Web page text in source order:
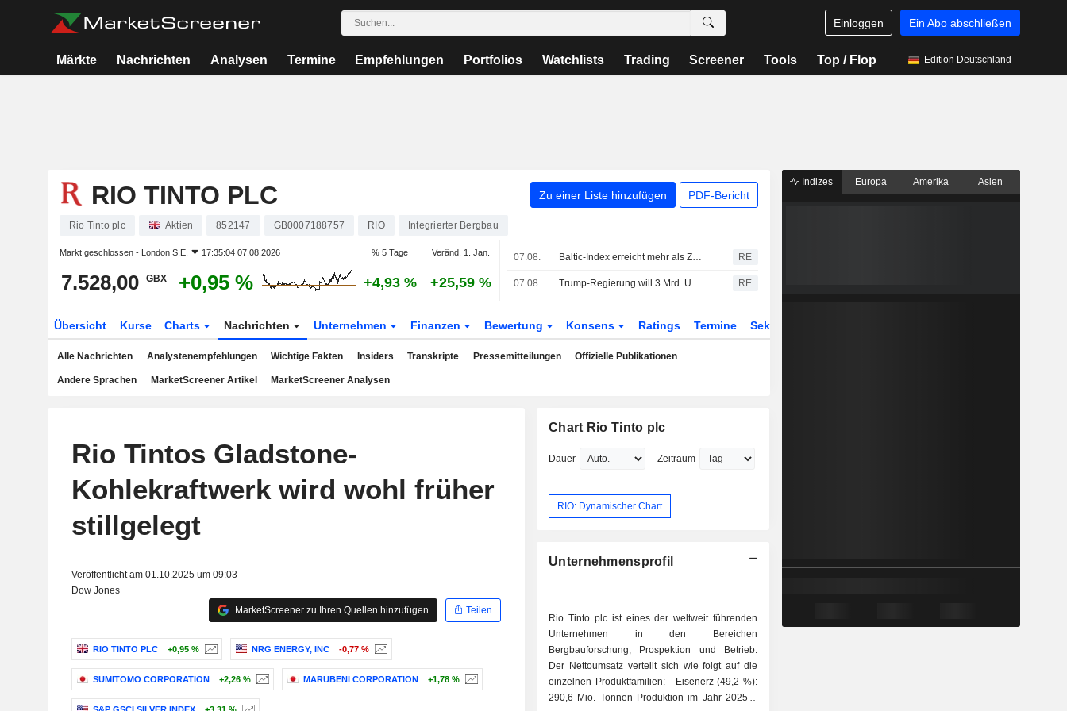
Einloggen Ein Abo abschließen
Märkte Nachrichten Analysen Termine Empfehlungen Portfolios Watchlists Trading Screener Tools Top / Flop Edition Deutschland
RIO TINTO PLC Zu einer Liste hinzufügen PDF-Bericht
Rio Tinto plc Aktien 852147 GB0007188757 RIO Integrierter Bergbau
Markt geschlossen - London S.E. 17:35:04 07.08.2026 % 5 Tage Veränd. 1. Jan.
7.528,00 GBX +0,95 % +4,93 % +25,59 %
07.08. Baltic-Index erreicht mehr als Zweimonatshoch und legt auf Wochensicht zu RE
07.08. Trump-Regierung will 3 Mrd. USD in Mineralienprojekte investieren, um US-Verteidigungslieferketten zu stärken RE
Übersicht Kurse Charts Nachrichten Unternehmen Finanzen Bewertung Konsens Ratings Termine Sektor
Alle Nachrichten Analystenempfehlungen Wichtige Fakten Insiders Transkripte Pressemitteilungen Offizielle Publikationen
Andere Sprachen MarketScreener Artikel MarketScreener Analysen
Rio Tintos Gladstone-
Kohlekraftwerk wird wohl früher
stillgelegt
Veröffentlicht am 01.10.2025 um 09:03
Dow Jones
MarketScreener zu Ihren Quellen hinzufügen
Teilen
RIO TINTO PLC +0,95 % NRG ENERGY, INC -0,77 %
SUMITOMO CORPORATION +2,26 % MARUBENI CORPORATION +1,78 %
Chart Rio Tinto plc
Dauer Zeitraum
RIO: Dynamischer Chart
Unternehmensprofil
Rio Tinto plc ist eines der weltweit führenden
Unternehmen in den Bereichen
Bergbauforschung, Prospektion und Betrieb.
Der Nettoumsatz verteilt sich wie folgt auf die
einzelnen Produktfamilien: - Eisenerz (49,2 %):
290,6 Mio. Tonnen Produktion im Jahr 2025; -
Indizes Europa Amerika Asien